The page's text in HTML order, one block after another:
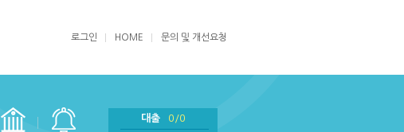
로그인 HOME 문의 및 개선요청
대출
0/0